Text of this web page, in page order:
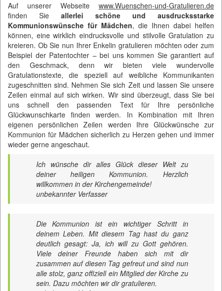
Auf unserer Webseite www.Wuenschen-und-Gratulieren.de
finden Sie allerlei schöne und ausdrucksstarke
Kommunionswünsche für Mädchen, die Ihnen dabei helfen
können, eine wirklich eindrucksvolle und stilvolle Gratulation zu
kreieren. Ob Sie nun Ihrer Enkelin gratulieren möchten oder zum
Beispiel der Patentochter – bei uns kommen Sie garantiert auf
den Geschmack, denn wir bieten viele wundervolle
Gratulationstexte, die speziell auf weibliche Kommunikanten
zugeschnitten sind. Nehmen Sie sich Zeit und lassen Sie unsere
Zeilen einmal auf sich wirken. Wir sind überzeugt, dass Sie bei
uns schnell den passenden Text für Ihre persönliche
Glückwunschkarte finden werden. In Kombination mit Ihren
eigenen persönlichen Zeilen werden Ihre Glückwünsche zur
Kommunion für Mädchen sicherlich zu Herzen gehen und immer
wieder gerne angeschaut.
Ich wünsche dir alles Glück dieser Welt zu
deiner heiligen Kommunion. Herzlich
willkommen in der Kirchengemeinde!
unbekannter Verfasser
Die Kommunion ist ein wichtiger Schritt in
deinem Leben. Mit diesem Tag hast du ganz
deutlich gesagt: Ja, ich will zu Gott gehören.
Viele deiner Freunde haben sich mit dir
zusammen auf diesen Tag gefreut und sind nun
alle stolz, ganz offiziell ein Mitglied der Kirche zu
sein. Dazu möchten wir dir gratulieren.